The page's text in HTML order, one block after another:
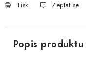
Tisk Zeptat se
Popis produktu